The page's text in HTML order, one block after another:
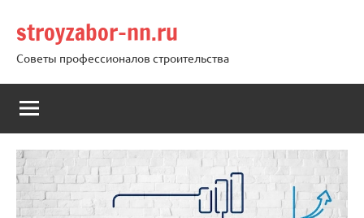
содержимому
stroyzabor-nn.ru
Советы профессионалов строительства